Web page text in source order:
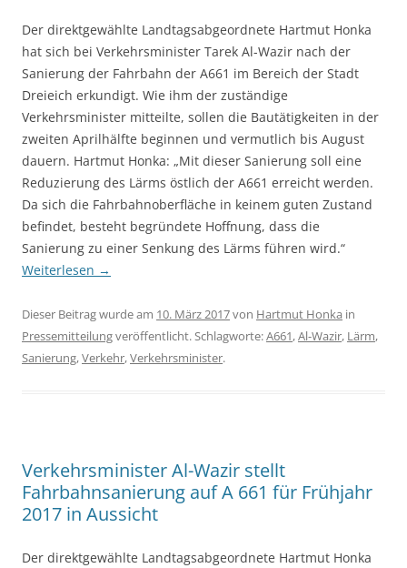
Der direktgewählte Landtagsabgeordnete Hartmut Honka
hat sich bei Verkehrsminister Tarek Al-Wazir nach der
Sanierung der Fahrbahn der A661 im Bereich der Stadt
Dreieich erkundigt. Wie ihm der zuständige
Verkehrsminister mitteilte, sollen die Bautätigkeiten in der
zweiten Aprilhälfte beginnen und vermutlich bis August
dauern. Hartmut Honka: „Mit dieser Sanierung soll eine
Reduzierung des Lärms östlich der A661 erreicht werden.
Da sich die Fahrbahnoberfläche in keinem guten Zustand
befindet, besteht begründete Hoffnung, dass die
Sanierung zu einer Senkung des Lärms führen wird.“
Weiterlesen →
Dieser Beitrag wurde am 10. März 2017von Hartmut Honka in
Pressemitteilungveröffentlicht. Schlagworte:A661,Al-Wazir, Lärm,
Sanierung,Verkehr,Verkehrsminister.
Verkehrsminister Al-Wazir stellt
Fahrbahnsanierung auf A 661 für Frühjahr
2017 in Aussicht
Der direktgewählte Landtagsabgeordnete Hartmut Honka